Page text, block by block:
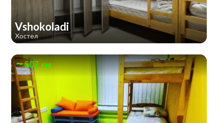
Vshokoladi
Хостел
507 км